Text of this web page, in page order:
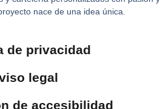
nace de una idea única.
de privacidad
legal
de accesibilidad